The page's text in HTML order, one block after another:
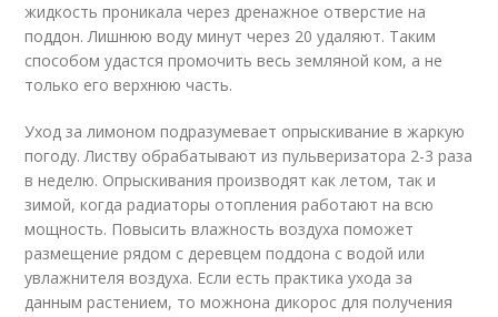
жидкость проникала через дренажное отверстие на
поддон. Лишнюю воду минут через 20 удаляют. Таким
способом удастся промочить весь земляной ком, а не
только его верхнюю часть.
Уход за лимоном подразумевает опрыскивание в жаркую
погоду. Листву обрабатывают из пульверизатора 2-3 раза
в неделю. Опрыскивания производят как летом, так и
зимой, когда радиаторы отопления работают на всю
мощность. Повысить влажность воздуха поможет
размещение рядом с деревцем поддона с водой или
увлажнителя воздуха. Если есть практика ухода за
данным растением, то можнона дикорос для получения